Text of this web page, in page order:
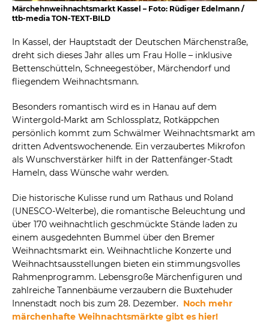
Märchehnweihnachtsmarkt Kassel – Foto: Rüdiger Edelmann /
ttb-media TON-TEXT-BILD
In Kassel, der Hauptstadt der Deutschen Märchenstraße,
dreht sich dieses Jahr alles um Frau Holle – inklusive
Bettenschütteln, Schneegestöber, Märchendorf und
fliegendem Weihnachtsmann.
Besonders romantisch wird es in Hanau auf dem
Wintergold-Markt am Schlossplatz, Rotkäppchen
persönlich kommt zum Schwälmer Weihnachtsmarkt am
dritten Adventswochenende. Ein verzaubertes Mikrofon
als Wunschverstärker hilft in der Rattenfänger-Stadt
Hameln, dass Wünsche wahr werden.
Die historische Kulisse rund um Rathaus und Roland
(UNESCO-Welterbe), die romantische Beleuchtung und
über 170 weihnachtlich geschmückte Stände laden zu
einem ausgedehnten Bummel über den Bremer
Weihnachtsmarkt ein. Weihnachtliche Konzerte und
Weihnachtsausstellungen bieten ein stimmungsvolles
Rahmenprogramm. Lebensgroße Märchenfiguren und
zahlreiche Tannenbäume verzaubern die Buxtehuder
Innenstadt noch bis zum 28. Dezember. Noch mehr
märchenhafte Weihnachtsmärkte gibt es hier!